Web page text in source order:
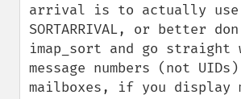
arrival is to actually use
SORTARRIVAL, or better
imap_sort and go straight
message numbers (not
mailboxes, if you display